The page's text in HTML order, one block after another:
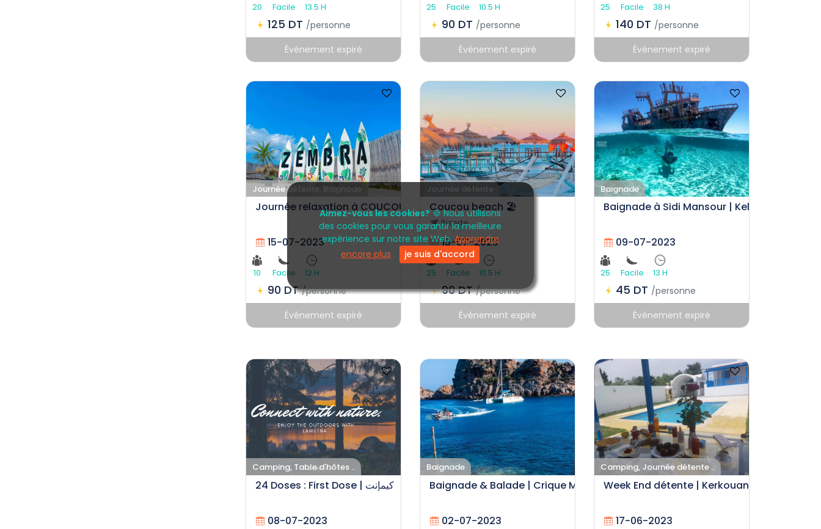
Aimez-vous les cookies?🍪 Nous utilisons
des cookies pour vous garantir la meilleure
expérience sur notre site Web.Apprendre
encore plus
je suis d'accord
20 Facile 13.5 H
125 DT /personne
Événement expiré
25 Facile 10.5 H
90 DT /personne
Événement expiré
25 Facile 38 H
140 DT /personne
Événement expiré
Journée détente, Baignade
Journée relaxation à COUCOU BEACH
15-07-2023
10 Facile 12 H
90 DT/personne
Événement expiré
Journée détente
Coucou beach 🏖️
Bizerte
15-07-2023
25 Facile 10.5 H
90 DT/personne
Événement expiré
Baignade
Baignade à Sidi Mansour | Kelibia
09-07-2023
25 Facile 13 H
45 DT /personne
Événement expiré
Camping, Table d'hôtes ..
24 Doses : First Dose | كيمإنت
08-07-2023
Baignade
Baignade & Balade | Crique Mteris
02-07-2023
Camping, Journée détente ..
Week End détente | Kerkouane
17-06-2023